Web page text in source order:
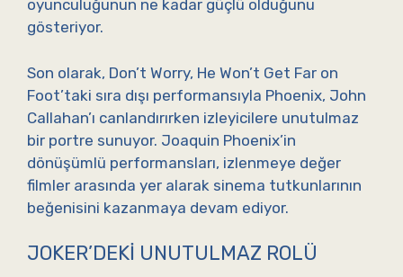
oyunculuğunun ne kadar güçlü olduğunu
gösteriyor.
Son olarak, Don’t Worry, He Won’t Get Far on
Foot’taki sıra dışı performansıyla Phoenix, John
Callahan’ı canlandırırken izleyicilere unutulmaz
bir portre sunuyor. Joaquin Phoenix’in
dönüşümlü performansları, izlenmeye değer
filmler arasında yer alarak sinema tutkunlarının
beğenisini kazanmaya devam ediyor.
JOKER’DEKI UNUTULMAZ ROLÜ